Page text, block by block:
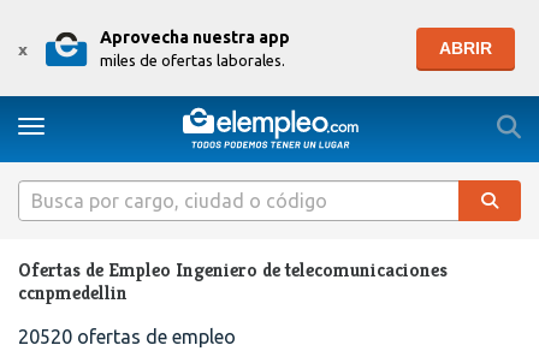
x
Aprovecha nuestra app
miles de ofertas laborales.
ABRIR
Toggle navigation
Ofertas de Empleo Ingeniero de telecomunicaciones
ccnpmedellin
20520 ofertas de empleo